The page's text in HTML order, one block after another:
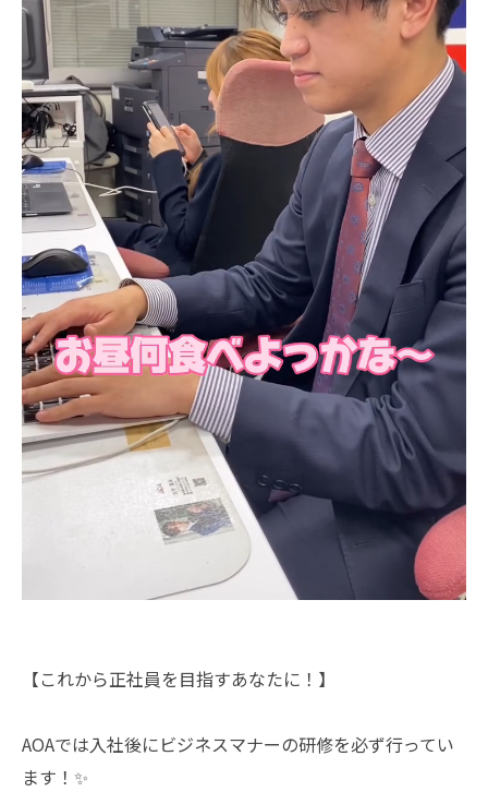
【これから正社員を目指すあなたに！】
AOAでは入社後にビジネスマナーの研修を必ず行ってい
ます！✨